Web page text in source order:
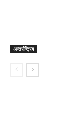
अन्तर्राष्ट्रिय